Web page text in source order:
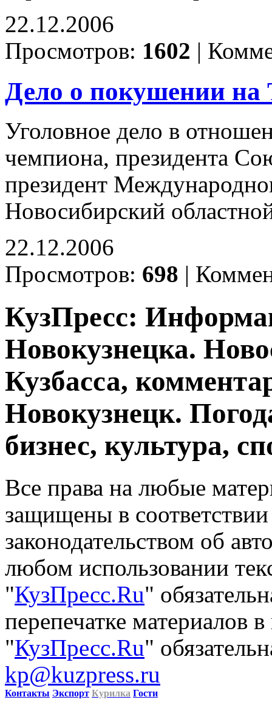
22.12.2006
Просмотров: 1602 |
Дело о покушении на
Уголовное дело в
чемпиона, президента
президент
Новосибирский
22.12.2006
Просмотров: 698 |
КузПресс:
Новокузнецка.
Кузбасса,
Новокузнецк.
бизнес, культура,
Все права на любые
защищены в
законодательством об
любом использовании
"КузПресс.Ru"
перепечатке материалов
"КузПресс.Ru"
kp@kuzpress.ru
Контакты Экспорт Курилка Гости